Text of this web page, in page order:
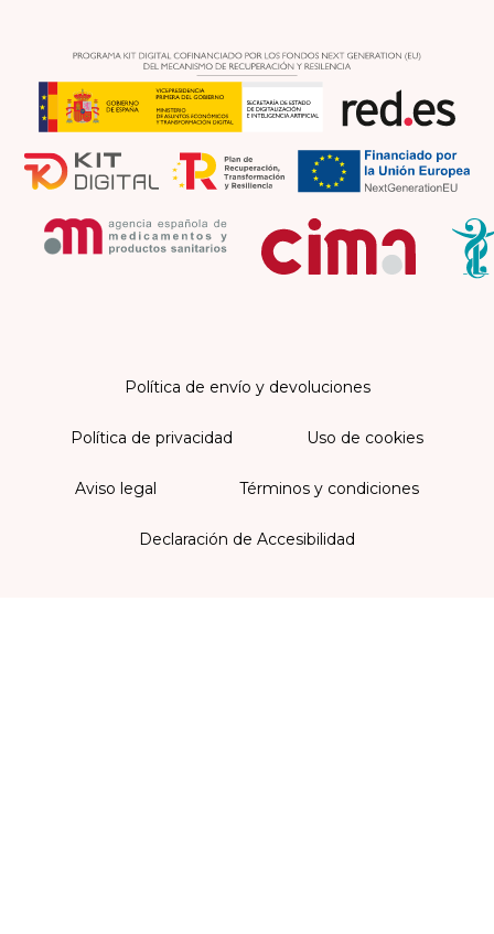
Política de envío y devoluciones
Política de privacidad Uso de cookies
Aviso legal Términos y condiciones
Declaración de Accesibilidad